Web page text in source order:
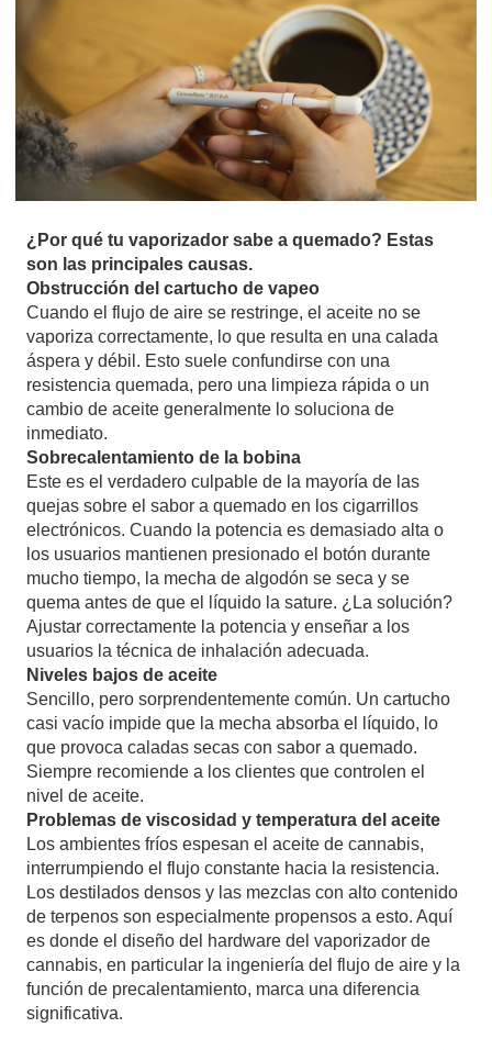
¿Por qué tu vaporizador sabe a quemado? Estas
son las principales causas.
Obstrucción del cartucho de vapeo
Cuando el flujo de aire se restringe, el aceite no se
vaporiza correctamente, lo que resulta en una calada
áspera y débil. Esto suele confundirse con una
resistencia quemada, pero una limpieza rápida o un
cambio de aceite generalmente lo soluciona de
inmediato.
Sobrecalentamiento de la bobina
Este es el verdadero culpable de la mayoría de las
quejas sobre el sabor a quemado en los cigarrillos
electrónicos. Cuando la potencia es demasiado alta o
los usuarios mantienen presionado el botón durante
mucho tiempo, la mecha de algodón se seca y se
quema antes de que el líquido la sature. ¿La solución?
Ajustar correctamente la potencia y enseñar a los
usuarios la técnica de inhalación adecuada.
Niveles bajos de aceite
Sencillo, pero sorprendentemente común. Un cartucho
casi vacío impide que la mecha absorba el líquido, lo
que provoca caladas secas con sabor a quemado.
Siempre recomiende a los clientes que controlen el
nivel de aceite.
Problemas de viscosidad y temperatura del aceite
Los ambientes fríos espesan el aceite de cannabis,
interrumpiendo el flujo constante hacia la resistencia.
Los destilados densos y las mezclas con alto contenido
de terpenos son especialmente propensos a esto. Aquí
es donde el diseño del hardware del vaporizador de
cannabis, en particular la ingeniería del flujo de aire y la
función de precalentamiento, marca una diferencia
significativa.